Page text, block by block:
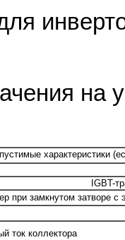
на
характеристики
IGBT-
при замкнутом затворе с
ток коллектора